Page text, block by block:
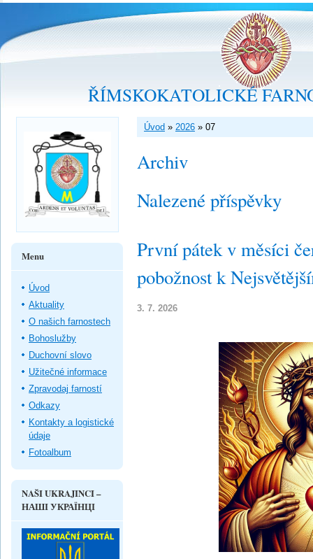
ŘÍMSKOKATOLICKÉ
Úvod » 2026 » 07
Archiv
Nalezené příspěvky
První pátek v měsíci
pobožnost k
3. 7. 2026
Menu
Úvod
Aktuality
O našich farnostech
Bohoslužby
Duchovní slovo
Užitečné informace
Zpravodaj farností
Odkazy
Kontakty a logistické
údaje
Fotoalbum
NAŠI UKRAJINCI –
НАШІ УКРАЇНЦІ